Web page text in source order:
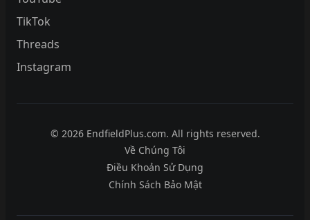
TikTok
Threads
Instagram
© 2026 EndfieldPlus.com. All rights reserved.
Về Chúng Tôi
Điều Khoản Sử Dụng
Chính Sách Bảo Mật